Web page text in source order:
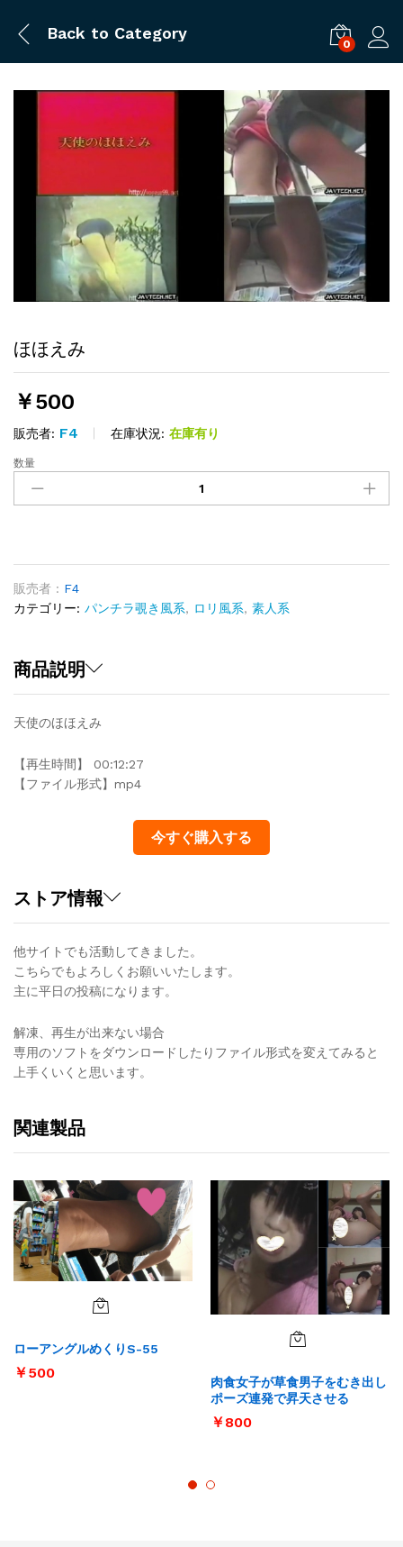
Back to Category
0
ほほえみ
￥500
販売者: F4 在庫状況: 在庫有り
ほ
え
数量
販売者 : F4
カテゴリー: パンチラ覗き風系, ロリ風系, 素人系
商品説明
天使のほほえみ
【再生時間】 00:12:27
【ファイル形式】mp4
今すぐ購入する
ストア情報
他サイトでも活動してきました。
こちらでもよろしくお願いいたします。
主に平日の投稿になります。
解凍、再生が出来ない場合
専用のソフトをダウンロードしたりファイル形式を変えてみると
上手くいくと思います。
関連製品
ローアングルめくりS-55
￥500
肉食女子が草食男子をむき出し
ポーズ連発で昇天させる
￥800